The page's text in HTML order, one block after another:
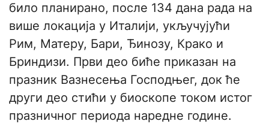
било планирано, после 134 дана рада на
више локација у Италији, укључујући
Рим, Матеру, Бари, Ђинозу, Крако и
Бриндизи. Први део биће приказан на
празник Вазнесења Господњег, док ће
други део стићи у биоскопе током истог
празничног периода наредне године.